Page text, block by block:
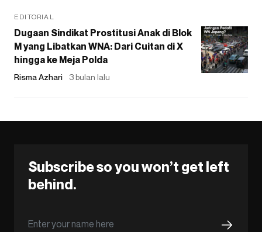
EDITORIAL
Dugaan Sindikat Prostitusi Anak di Blok
M yang Libatkan WNA: Dari Cuitan di X
hingga ke Meja Polda
Risma Azhari 3 bulan lalu
Subscribe so you won’t get left
behind.